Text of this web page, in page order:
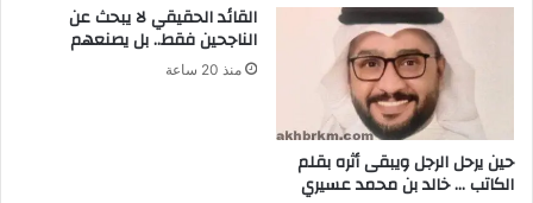
حين يرحل الرجل ويبقى أثره بقلم
الكاتب … خالد بن محمد عسيري
القائد الحقيقي لا يبحث عن
الناجحين فقط.. بل يصنعهم
منذ 20 ساعة